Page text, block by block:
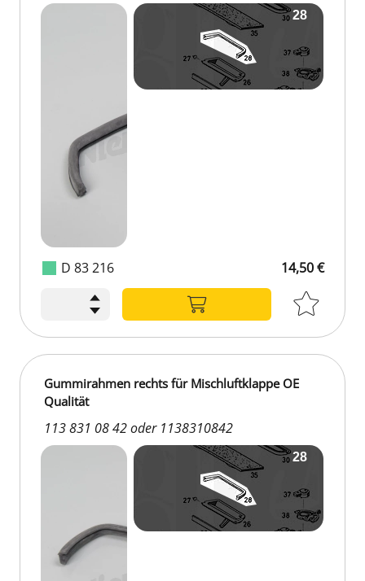
D 83 216 14,50 €
Gummirahmen rechts für Mischluftklappe OE
Qualität
113 831 08 42 oder 1138310842